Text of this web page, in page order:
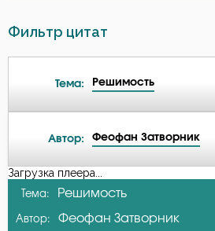
Фильтр цитат
Тема: Решимость
Ад
Автор: Феофан Затворник
А-я
Варсонофий Оптинский
Загрузка плеера...
Тема: Решимость
Автор: Феофан Затворник